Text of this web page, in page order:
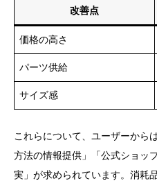
改善点
価格の高さ
パーツ供給
サイズ感
これらについて、ユーザーから
方法の情報提供」「公式ショッ
実」が求められています。消耗